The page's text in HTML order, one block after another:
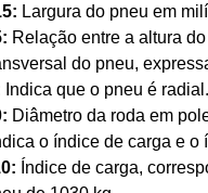
Largura do pneu em
Relação entre a altura
do pneu,
Indica que o pneu é radial.
Diâmetro da roda em
o índice de carga e
Índice de carga,